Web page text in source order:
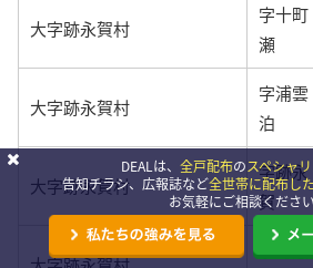
大字跡永賀村
字十町
瀬
大字跡永賀村
字浦雲
泊
大字跡永賀村
字跡永
賀
字冬窓
DEALは、 全戸配布のスペシャ
告知チラシ、広報誌など全世帯に配布し
お気軽にご相談ください